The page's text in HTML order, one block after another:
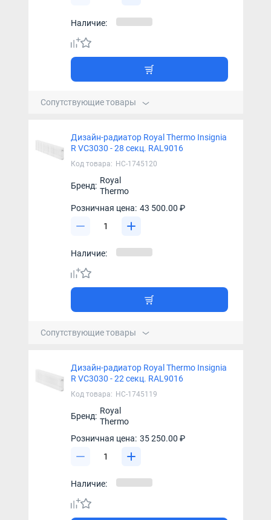
Наличие:
Сопутствующие товары
Дизайн-радиатор Royal Thermo Insignia
R VC3030 - 28 секц. RAL9016
Код товара: НС-1745120
Бренд:
Royal
Thermo
Розничная цена: 43 500.00 ₽
Наличие:
Сопутствующие товары
Дизайн-радиатор Royal Thermo Insignia
R VC3030 - 22 секц. RAL9016
Код товара: НС-1745119
Бренд:
Royal
Thermo
Розничная цена: 35 250.00 ₽
Наличие: